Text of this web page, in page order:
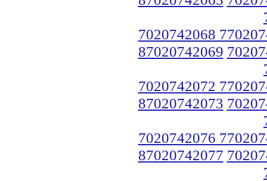
7020742068
87020742069
7020742072
87020742073
7020742076
87020742077